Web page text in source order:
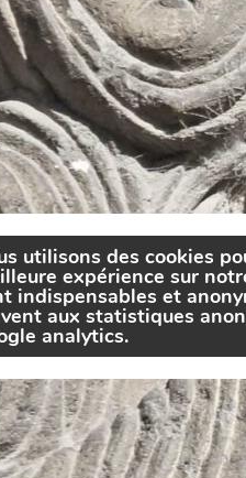
utilisons des cookies
expérience sur
indispensables et
aux statistiques
analytics.